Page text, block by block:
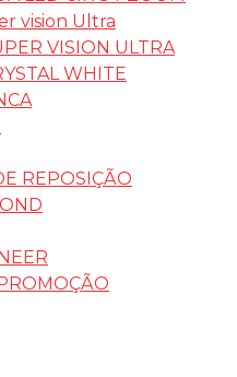
vision Ultra
VISION ULTRA
WHITE
REPOSIÇÃO